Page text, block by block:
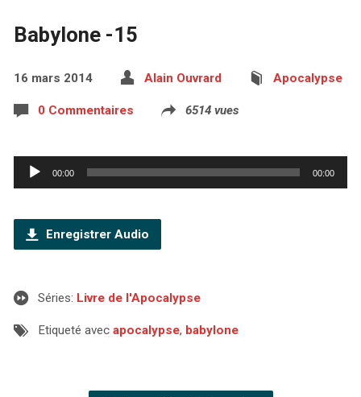
Babylone -15
16 mars 2014 Alain Ouvrard Apocalypse
0 Commentaires 6514 vues
Lecteur
audio
00:00 00:00
Enregistrer Audio
Séries: Livre de l'Apocalypse
Etiqueté avec apocalypse, babylone